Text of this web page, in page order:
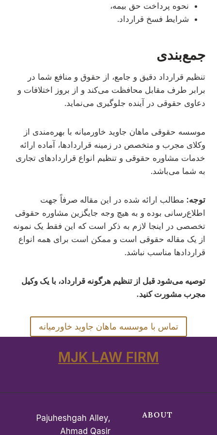
نحوه پرداخت حق بیمه،
شرایط فسخ قرارداد.
جمع‌بندی
تنظیم قرارداد دقیق و جامع، از حقوق و منافع شما در
برابر طرف مقابل محافظت می‌کند و از بروز اختلافات و
دعاوی حقوقی در آینده جلوگیری می‌نماید.
موسسه حقوقی ماهان جاوید خاورمیانه با بهره‌مندی از
وکلای مجرب و متخصص در زمینه قراردادها، آماده ارائه
خدمات مشاوره حقوقی و تنظیم انواع قراردادهای تجاری
به شما می‌باشد.
توجه: مطالب ارائه شده در این مقاله صرفاً جهت
اطلاع‌رسانی بوده و به هیچ وجه جایگزین مشاوره حقوقی
تخصصی در اینجا لازم به ذکر است که این فقط یک نمونه
از یک مقاله حقوقی است و ممکن است برای همه انواع
قراردادها مناسب نباشد.
توصیه می‌شود قبل از تنظیم هرگونه قرارداد، با یک وکیل
مجرب مشورت کنید.
تماس با موسسه ماهان جاوید خاورمیانه
MJK LAW FIRM
ABOUT
Pajuheshgah Alley,
Ahmad Qasir